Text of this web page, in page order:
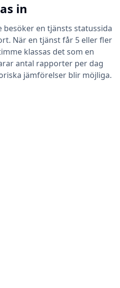
in
besöker en tjänsts statussida
När en tjänst får 5 eller fler
klassas det som en
antal rapporter per dag
jämförelser blir möjliga.